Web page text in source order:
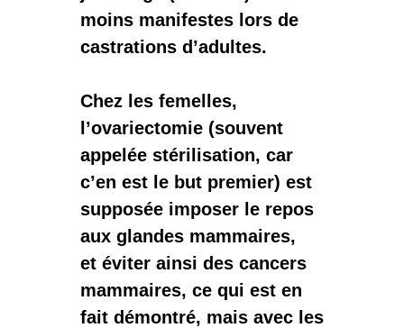
moins manifestes lors de
castrations d’adultes.
Chez les femelles,
l’ovariectomie (souvent
appelée stérilisation, car
c’en est le but premier) est
supposée imposer le repos
aux glandes mammaires,
et éviter ainsi des cancers
mammaires, ce qui est en
fait démontré, mais avec les